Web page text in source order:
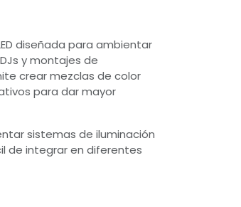
diseñada para ambientar
y montajes de
crear mezclas de color
para dar mayor
sistemas de iluminación
de integrar en diferentes